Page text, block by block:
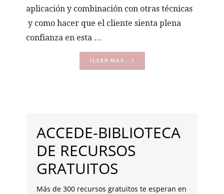
aplicación y combinación con otras técnicas
y como hacer que el cliente sienta plena
confianza en esta …
[LEER MÁS...]
DE
LATERAL
PRINCIPAL
ACCEDE-BIBLIOTECA
DE RECURSOS
GRATUITOS
Más de 300 recursos gratuitos te esperan en